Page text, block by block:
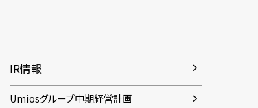
IR情報
Umiosグループ中期経営計画